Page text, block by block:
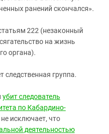
ранений скончался».
222 (незаконный
на жизнь
органа).
следственная группа.
убит следователь
по Кабардино-
исключает, что
деятельностью